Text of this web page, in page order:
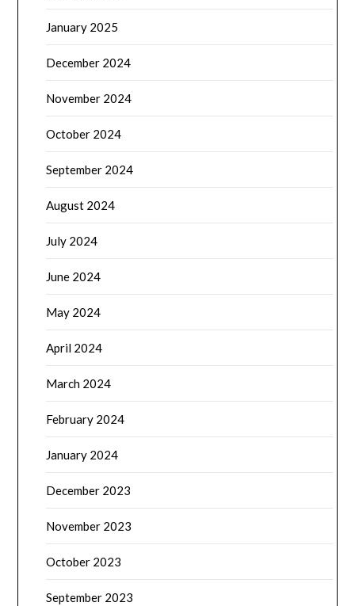
January 2025
December 2024
November 2024
October 2024
September 2024
August 2024
July 2024
June 2024
May 2024
April 2024
March 2024
February 2024
January 2024
December 2023
November 2023
October 2023
September 2023